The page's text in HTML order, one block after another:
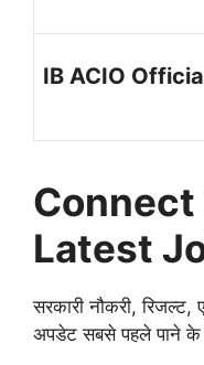
IB ACIO
Connect
Latest
सरकारी नौकरी, रिजल्ट,
अपडेट सबसे पहले पाने के